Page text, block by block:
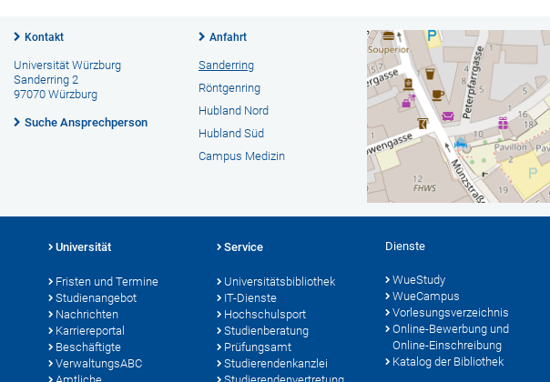
Kontakt
Universität Würzburg
Sanderring 2
97070 Würzburg
Suche Ansprechperson
Anfahrt
Sanderring
Röntgenring
Hubland Nord
Hubland Süd
Campus Medizin
Universität
Fristen und Termine
Studienangebot
Nachrichten
Karriereportal
Beschäftigte
VerwaltungsABC
Service
Universitätsbibliothek
IT-Dienste
Hochschulsport
Studienberatung
Prüfungsamt
Studierendenkanzlei
Dienste
WueStudy
WueCampus
Vorlesungsverzeichnis
Online-Bewerbung und
Online-Einschreibung
Katalog der Bibliothek